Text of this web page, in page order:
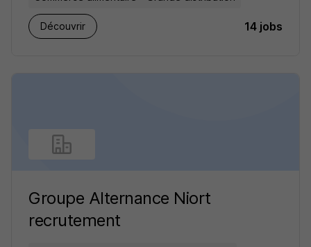
Découvrir 14 jobs
Groupe Alternance Niort
recrutement